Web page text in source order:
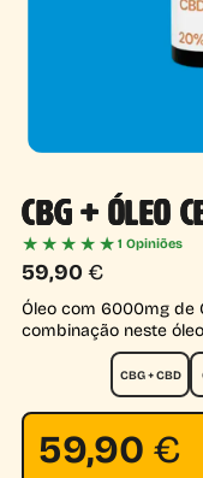
CBG + ÓLEO
★★★★★1 Opiniões
59,90€
Óleo com 6000mg de
combinação neste
CBG + CBD
59,90€